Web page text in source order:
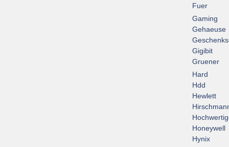
Fuer
Gaming
Gehaeuse
Gigibit
Gruener
Hard
Hdd
Hewlett
Honeywell
Hynix